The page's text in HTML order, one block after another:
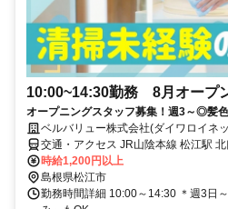
10:00~14:30勤務 8月オープ
オープニングスタッフ募集！週3～◎髪色
ベルバリュー株式会社(ダイワロイネ
交通・アクセス JR山陰本線 松江駅
勤OK
時給1,200円以上
島根県松江市
勤務時間詳細 10:00～14:30 ＊週3日